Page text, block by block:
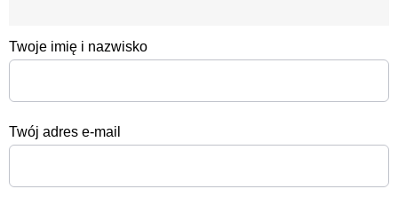
Twoje imię i nazwisko
Twój adres e-mail